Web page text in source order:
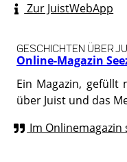
Zur JuistWebApp
Online-Magazin
GESCHICHTEN ÜBER
Ein Magazin, gefüllt
über Juist und das
Im Onlinemagazin